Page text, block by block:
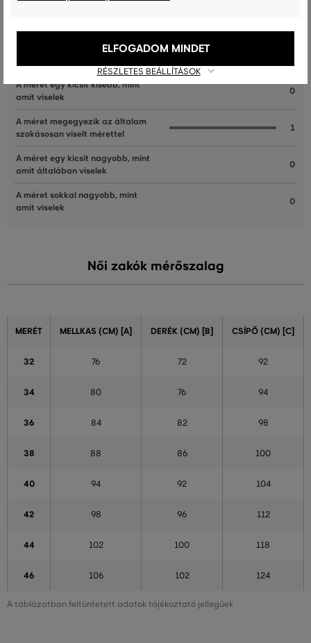
A méret sokkal kisebb, mint amit
A méret egy kicsit kisebb, mint
amit viselek
0
A méret megegyezik az általam
szokásosan viselt mérettel
1
A méret egy kicsit nagyobb, mint
amit általában viselek
0
A méret sokkal nagyobb, mint
amit viselek
0
Női zakók mérőszalag
A táblázatban feltüntetett adatok tájékoztató jellegűek
MERÉT MELLKAS (CM) [A] DERÉK (CM) [B] CSÍPŐ (CM) [C]
32 76 72 92
34 80 76 94
36 84 82 98
38 88 86 100
40 94 92 104
42 98 96 112
44 102 100 118
46 106 102 124
RÉSZLETES BEÁLLÍTÁSOK
ELFOGADOM MINDET